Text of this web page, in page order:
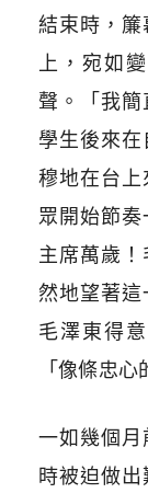
結束時，簾
上，宛如
聲。「我
學生後來
穆地在台
眾開始節
主席萬歲
然地望著這
毛澤東得
「像條忠心
一如幾個
時被迫做